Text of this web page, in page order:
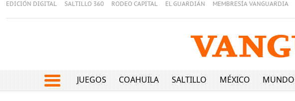
EDICIÓN DIGITAL SALTILLO 360 RODEO CAPITAL EL GUARDIÁN MEMBRESÍA VANGUARDIA
JUEGOS COAHUILA SALTILLO MÉXICO MUNDO